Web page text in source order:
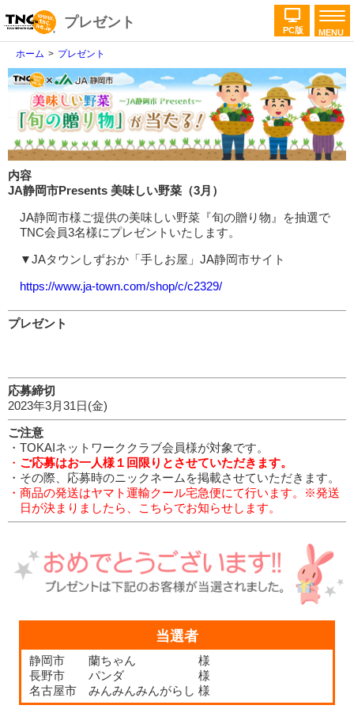
プレゼント
PC版 MENU
ホーム プレゼント
内容
JA静岡市Presents 美味しい野菜（3月）
JA静岡市様ご提供の美味しい野菜『旬の贈り物』を抽選で
TNC会員3名様にプレゼントいたします。
▼JAタウンしずおか「手しお屋」JA静岡市サイト
https://www.ja-town.com/shop/c/c2329/
プレゼント
応募締切
2023年3月31日(金)
ご注意
・TOKAIネットワーククラブ会員様が対象です。
・ ご応募はお一人様１回限りとさせていただきます。
・その際、応募時のニックネームを掲載させていただきます。
・商品の発送はヤマト運輸クール宅急便にて行います。※発送
日が決まりましたら、こちらでお知らせします。
当選者
静岡市 蘭ちゃん 様
長野市 パンダ 様
名古屋市 みんみんみんがらし 様